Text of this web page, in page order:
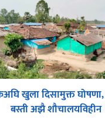
खुला दिसामुक्त
बस्ती अझै शौचालयविहीन